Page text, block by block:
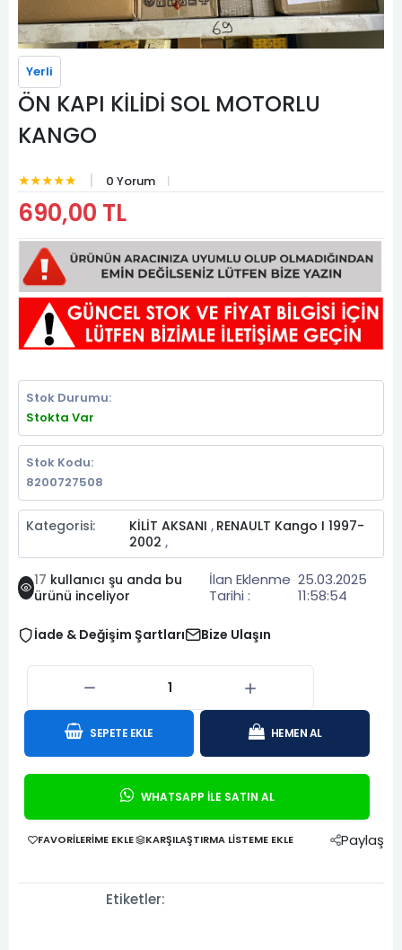
Yerli
ÖN KAPI KİLİDİ SOL MOTORLU
KANGO
★★★★★ 0 Yorum
690,00 TL
Stok Durumu:
Stokta Var
Stok Kodu:
8200727508
Kategorisi: KİLİT AKSANI , RENAULT Kango I 1997-
2002 ,
17 kullanıcı şu anda bu
ürünü inceliyor
İlan Eklenme
Tarihi :
25.03.2025
11:58:54
İade & Değişim Şartları Bize Ulaşın
SEPETE EKLE HEMEN AL
WHATSAPP İLE SATIN AL
FAVORILERIME EKLE KARŞILAŞTIRMA LISTEME EKLE Paylaş
Etiketler: